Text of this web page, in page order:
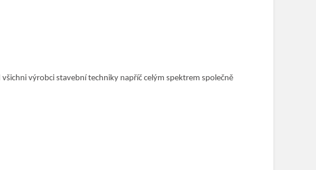
výrobci stavební techniky napříč celým spektrem společně